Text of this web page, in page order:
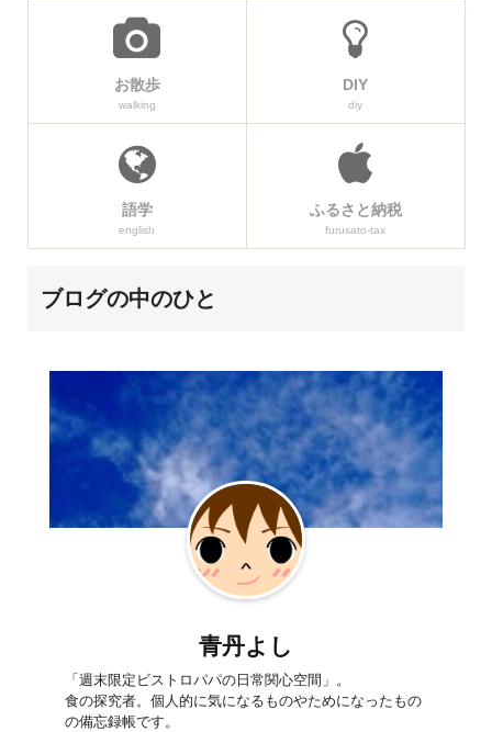
お散歩
walking
DIY
diy
語学
english
ふるさと納税
furusato-tax
ブログの中のひと
青丹よし
「週末限定ビストロパパの日常関心空間」。
食の探究者。個人的に気になるものやためになったもの
の備忘録帳です。